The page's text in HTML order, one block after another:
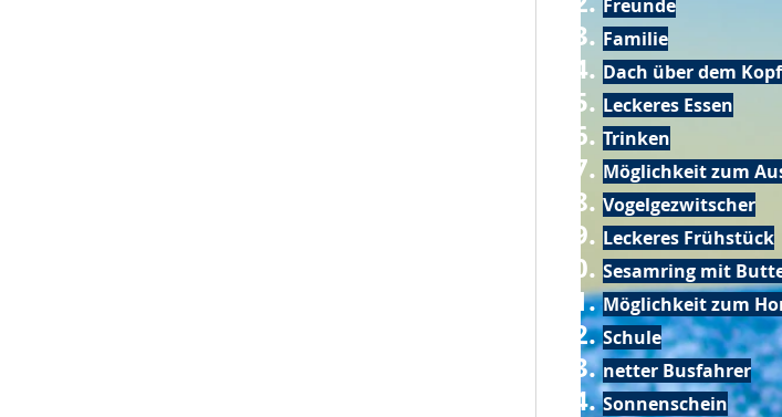
Freunde
Familie
Dach über dem Kopf
Leckeres Essen
Trinken
Möglichkeit zum
Vogelgezwitscher
Leckeres Frühstück
Sesamring mit
Möglichkeit zum
Schule
netter Busfahrer
Sonnenschein